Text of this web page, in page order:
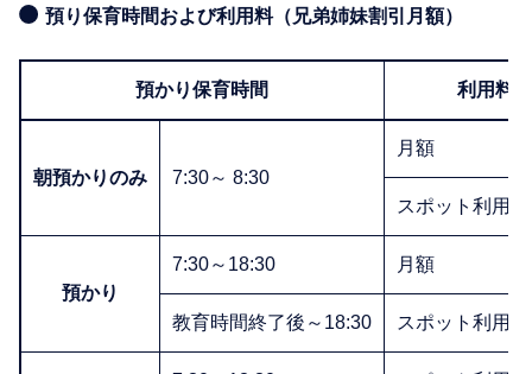
預り保育時間および利用料（兄弟姉妹割引月額）
預かり保育時間 利用料
朝預かりのみ 7:30～ 8:30
月額
スポット利用1
預かり
7:30～18:30 月額
教育時間終了後～18:30 スポット利用1